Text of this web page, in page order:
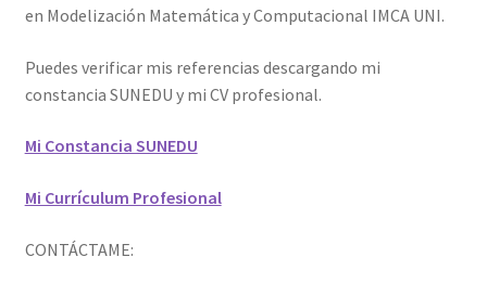
en Modelización Matemática y Computacional IMCA UNI.
Puedes verificar mis referencias descargando mi
constancia SUNEDU y mi CV profesional.
Mi Constancia SUNEDU
Mi Currículum Profesional
CONTÁCTAME: